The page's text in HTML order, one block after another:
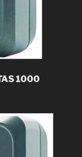
1000